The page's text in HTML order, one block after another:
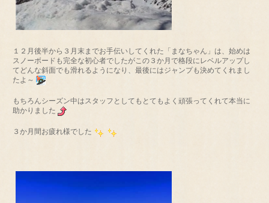
１２月後半から３月末までお手伝いしてくれた「まなちゃん」は、始めは
スノーボードも完全な初心者でしたがこの３か月で格段にレベルアップし
てどんな斜面でも滑れるようになり、最後にはジャンプも決めてくれまし
たよ～
もちろんシーズン中はスタッフとしてもとてもよく頑張ってくれて本当に
助かりました
３か月間お疲れ様でした